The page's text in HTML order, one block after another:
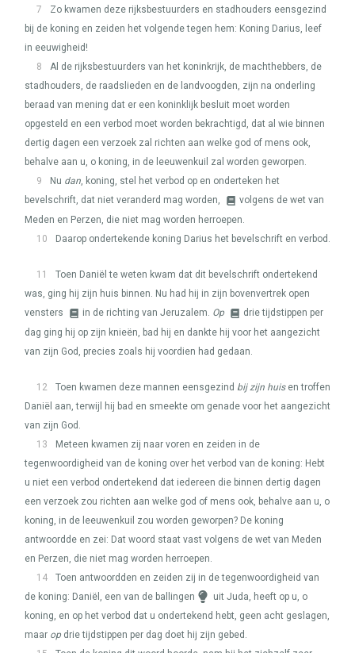
7
Zo kwamen deze rijksbestuurders en stadhouders eensgezind
bij de koning en zeiden het volgende tegen hem: Koning Darius, leef
in eeuwigheid!
8
Al de rijksbestuurders van het koninkrijk, de machthebbers, de
stadhouders, de raadslieden en de landvoogden, zijn na onderling
beraad van mening dat er een koninklijk besluit moet worden
opgesteld en een verbod moet worden bekrachtigd, dat al wie binnen
dertig dagen een verzoek zal richten aan welke god of mens ook,
behalve aan u, o koning, in de leeuwenkuil zal worden geworpen.
9
Nu dan, koning, stel het verbod op en onderteken het
bevelschrift, dat niet veranderd mag worden,
volgens de wet van
Meden en Perzen, die niet mag worden herroepen.
10
Daarop ondertekende koning Darius het bevelschrift en verbod.
11
Toen Daniël te weten kwam dat dit bevelschrift ondertekend
was, ging hij zijn huis binnen. Nu had hij in zijn bovenvertrek open
vensters
in de richting van Jeruzalem. Op
drie tijdstippen per
dag ging hij op zijn knieën, bad hij en dankte hij voor het aangezicht
van zijn God, precies zoals hij voordien had gedaan.
12 Toen kwamen deze mannen eensgezind bij zijn huisen troffen
Daniël aan, terwijl hij bad en smeekte om genade voor het aangezicht
van zijn God.
13
Meteen kwamen zij naar voren en zeiden in de
tegenwoordigheid van de koning over het verbod van de koning: Hebt
u niet een verbod ondertekend dat iedereen die binnen dertig dagen
een verzoek zou richten aan welke god of mens ook, behalve aan u, o
koning, in de leeuwenkuil zou worden geworpen? De koning
antwoordde en zei: Dat woord staat vast volgens de wet van Meden
en Perzen, die niet mag worden herroepen.
14
Toen antwoordden en zeiden zij in de tegenwoordigheid van
de koning: Daniël, een van de ballingen
uit Juda, heeft op u, o
koning, en op het verbod dat u ondertekend hebt, geen acht geslagen,
maar op drie tijdstippen per dag doet hij zijn gebed.